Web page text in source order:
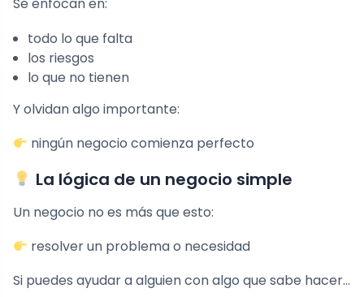
todo lo que falta
los riesgos
lo que no tienen
Y olvidan algo importante:
ningún negocio comienza perfecto
La lógica de un negocio simple
Un negocio no es más que esto:
resolver un problema o necesidad
Si puedes ayudar a alguien con algo que sabe hacer…